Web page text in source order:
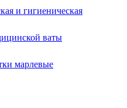
и гигиеническая
ваты
марлевые